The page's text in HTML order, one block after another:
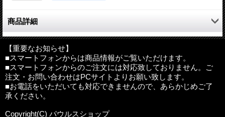
商品詳細
ベトナム・ホーチミンより素敵なクリスマスカードが入荷しまし
た。
表紙はクイリングでデザインされています。
サイズ：150×150mm(二つ折り状態）
その他：中紙（白）、封筒付（赤）
輸入国：ベトナム
【重要なお知らせ】
■スマートフォンからは商品情報がご覧いただけます。
■スマートフォンからのご注文には対応致しておりません。ご
注文・お問い合わせはPCサイトよりお願い致します。
■お電話をいただいても対応できませんので、あらかじめご了
承ください。
Copyright(C) パウルスショップ